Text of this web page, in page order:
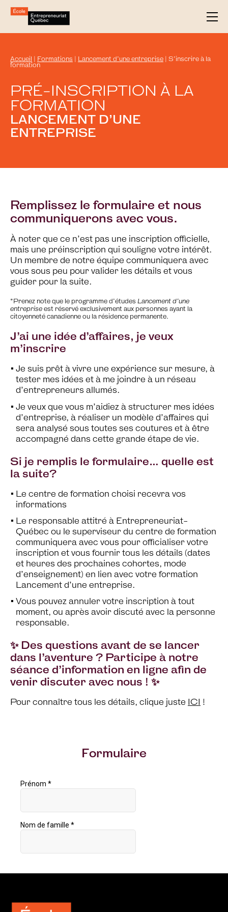
Accueil | Formations | Lancement d’une entreprise | S’inscrire à la
formation
PRÉ-INSCRIPTION À LA
FORMATION
LANCEMENT D’UNE
ENTREPRISE
Remplissez le formulaire et nous
communiquerons avec vous.
À noter que ce n’est pas une inscription officielle,
mais une préinscription qui souligne votre intérêt.
Un membre de notre équipe communiquera avec
vous sous peu pour valider les détails et vous
guider pour la suite.
*Prenez note que le programme d’études Lancement d’une
entreprise est réservé exclusivement aux personnes ayant la
citoyenneté canadienne ou la résidence permanente.
J’ai une idée d’affaires, je veux
m’inscrire
Je suis prêt à vivre une expérience sur mesure, à
tester mes idées et à me joindre à un réseau
d’entrepreneurs allumés.
Je veux que vous m’aidiez à structurer mes idées
d’entreprise, à réaliser un modèle d’affaires qui
sera analysé sous toutes ses coutures et à être
accompagné dans cette grande étape de vie.
Si je remplis le formulaire… quelle est
la suite?
Le centre de formation choisi recevra vos
informations
Le responsable attitré à Entrepreneuriat-
Québec ou le superviseur du centre de formation
communiquera avec vous pour officialiser votre
inscription et vous fournir tous les détails (dates
et heures des prochaines cohortes, mode
d’enseignement) en lien avec votre formation
Lancement d’une entreprise.
Vous pouvez annuler votre inscription à tout
moment, ou après avoir discuté avec la personne
responsable.
✨ Des questions avant de se lancer
dans l’aventure ? Participe à notre
séance d’information en ligne afin de
venir discuter avec nous ! ✨
Pour connaître tous les détails, clique juste ICI !
Formulaire